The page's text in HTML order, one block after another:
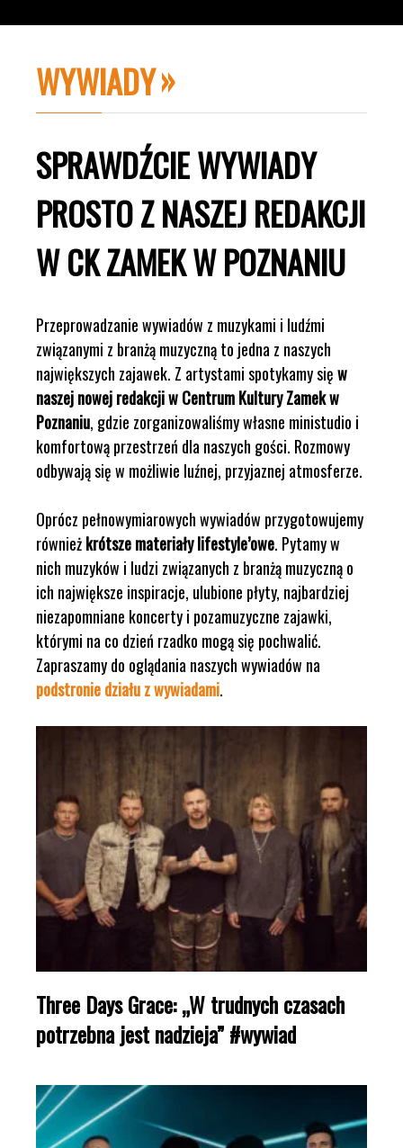
WYWIADY
SPRAWDŹCIE WYWIADY
PROSTO Z NASZEJ REDAKCJI
W CK ZAMEK W POZNANIU
Przeprowadzanie wywiadów z muzykami i ludźmi
związanymi z branżą muzyczną to jedna z naszych
największych zajawek. Z artystami spotykamy sięw
naszej nowej redakcji w Centrum Kultury Zamek w
Poznaniu, gdzie zorganizowaliśmy własne ministudio i
komfortową przestrzeń dla naszych gości. Rozmowy
odbywają się w możliwie luźnej, przyjaznej atmosferze.
Oprócz pełnowymiarowych wywiadów przygotowujemy
równieżkrótsze materiały lifestyle’owe. Pytamy w
nich muzyków i ludzi związanych z branżą muzyczną o
ich największe inspiracje, ulubione płyty, najbardziej
niezapomniane koncerty i pozamuzyczne zajawki,
którymi na co dzień rzadko mogą się pochwalić.
Zapraszamy do oglądania naszych wywiadów na
podstronie działu z wywiadami.
Three Days Grace: „W trudnych czasach
potrzebna jest nadzieja” #wywiad